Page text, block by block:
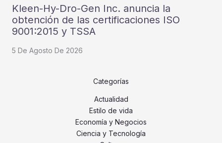
Kleen-Hy-Dro-Gen Inc. anuncia la
obtención de las certificaciones ISO
9001:2015 y TSSA
5 De Agosto De 2026
Categorías
Actualidad
Estilo de vida
Economía y Negocios
Ciencia y Tecnología